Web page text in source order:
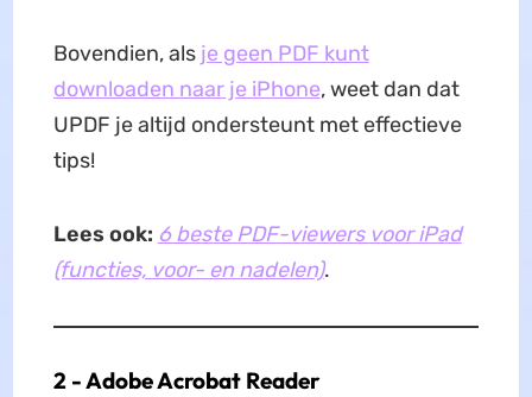
Bovendien, als je geen PDF kunt
downloaden naar je iPhone, weet dan dat
UPDF je altijd ondersteunt met effectieve
tips!
Lees ook: 6 beste PDF-viewers voor iPad
(functies, voor- en nadelen).
2 - Adobe Acrobat Reader